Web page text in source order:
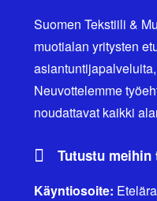
Suomen Tekstiili &
muotialan yritysten
Neuvottelemme
noudattavat kaikki
Tutustu meihin
Käyntiosoite: